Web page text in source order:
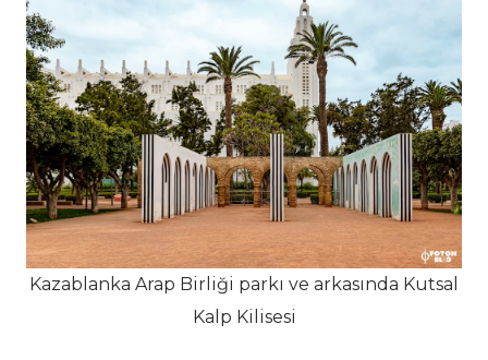
Kazablanka Arap Birliği parkı ve arkasında Kutsal
Kalp Kilisesi